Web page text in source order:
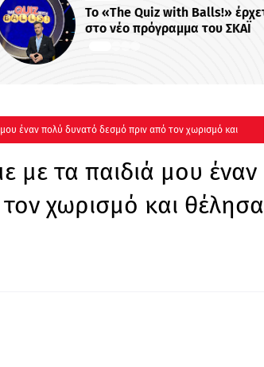
Το «The Quiz with Balls!» έρχεται
στο νέο πρόγραμμα του ΣΚΑΪ
έναν πολύ δυνατό δεσμό πριν από τον χωρισμό και
με τα παιδιά μου έναν
χωρισμό και θέλησα